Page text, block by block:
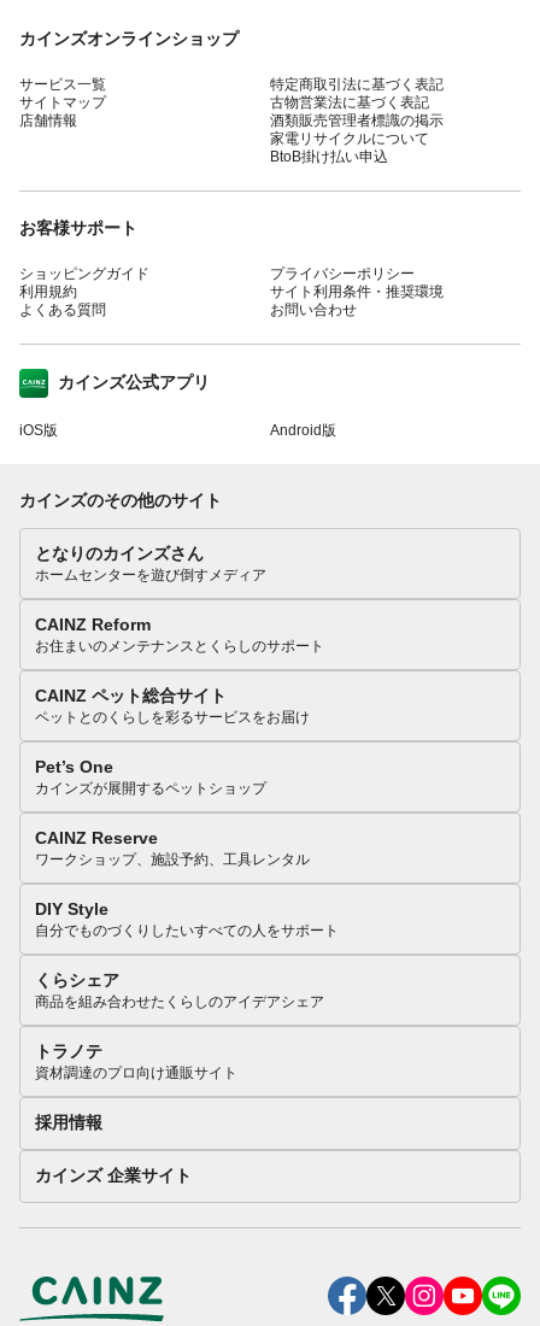
カインズオンラインショップ
サービス一覧
サイトマップ
店舗情報
特定商取引法に基づく表記
古物営業法に基づく表記
酒類販売管理者標識の掲示
家電リサイクルについて
BtoB掛け払い申込
お客様サポート
ショッピングガイド
利用規約
よくある質問
プライバシーポリシー
サイト利用条件・推奨環境
お問い合わせ
カインズ公式アプリ
iOS版 Android版
カインズのその他のサイト
となりのカインズさん
ホームセンターを遊び倒すメディア
CAINZ Reform
お住まいのメンテナンスとくらしのサポート
CAINZ ペット総合サイト
ペットとのくらしを彩るサービスをお届け
Pet’s One
カインズが展開するペットショップ
CAINZ Reserve
ワークショップ、施設予約、工具レンタル
DIY Style
自分でものづくりしたいすべての人をサポート
くらシェア
商品を組み合わせたくらしのアイデアシェア
トラノテ
資材調達のプロ向け通販サイト
採用情報
カインズ 企業サイト